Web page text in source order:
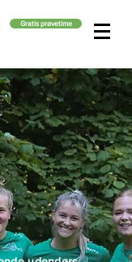
Gratis prøvetime